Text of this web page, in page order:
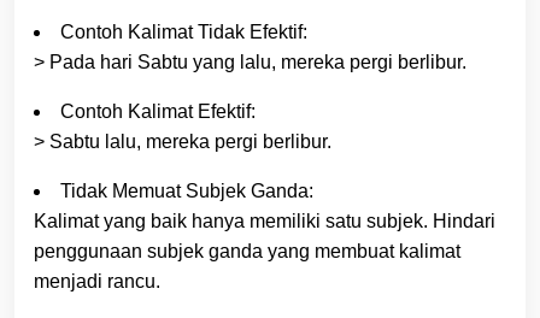
Contoh Kalimat Tidak Efektif:
> Pada hari Sabtu yang lalu, mereka pergi berlibur.
Contoh Kalimat Efektif:
> Sabtu lalu, mereka pergi berlibur.
Tidak Memuat Subjek Ganda:
Kalimat yang baik hanya memiliki satu subjek. Hindari
penggunaan subjek ganda yang membuat kalimat
menjadi rancu.